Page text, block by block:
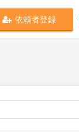
依頼者登録